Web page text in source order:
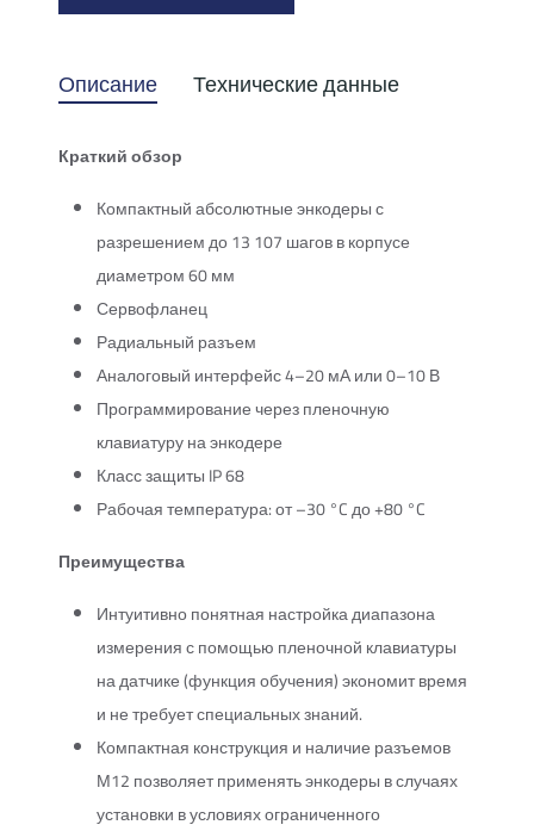
Описание Технические данные
Краткий обзор
Компактный абсолютные энкодеры с
разрешением до 13 107 шагов в корпусе
диаметром 60 мм
Сервофланец
Радиальный разъем
Аналоговый интерфейс 4–20 мА или 0–10 В
Программирование через пленочную
клавиатуру на энкодере
Класс защиты IP 68
Рабочая температура: от –30 °C до +80 °C
Преимущества
Интуитивно понятная настройка диапазона
измерения с помощью пленочной клавиатуры
на датчике (функция обучения) экономит время
и не требует специальных знаний.
Компактная конструкция и наличие разъемов
М12 позволяет применять энкодеры в случаях
установки в условиях ограниченного